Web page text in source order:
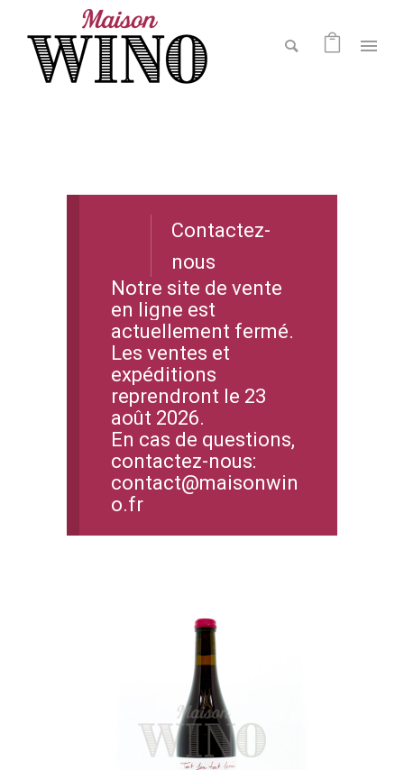
Contactez-
nous
Notre site de vente
en ligne est
actuellement fermé.
Les ventes et
expéditions
reprendront le 23
août 2026.
En cas de questions,
contactez-nous:
contact@maisonwin
o.fr